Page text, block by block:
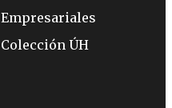
Empresariales
Colección ÚH